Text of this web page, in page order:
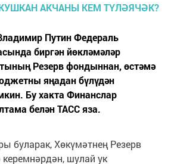
Путин Федераль
биргән йөкләмәләр
Резерв фондыннан, өстәмә
яңадан бүлүдән
Бу хакта Финанслар
белән ТАСС яза.
буларак, Хөкүмәтнең Резерв
шулай ук